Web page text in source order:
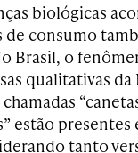
biológicas
de consumo
Brasil, o
qualitativas
estão presentes
tanto